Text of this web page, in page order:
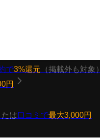
で3%還元 （掲載外も対象）
円
たは口コミで最大3,000円